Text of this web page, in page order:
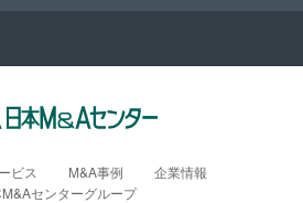
ビス M&A事例
企業情報
M&Aセンターグループ